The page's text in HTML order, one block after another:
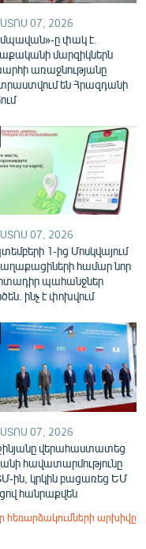
07, 2026
ը փակ է.
մարզիկներն
առաջնությանը
են Հրազդանի
07, 2026
1-ից Մոսկվայում
համար նոր
պահանջներ
ինչ է փոխվում
07, 2026
վերահաստատեց
հավատարմությունը
ին, կրկին բացառեց ԵՄ
հանրաքվեն
հեռարձակումների արխիվը